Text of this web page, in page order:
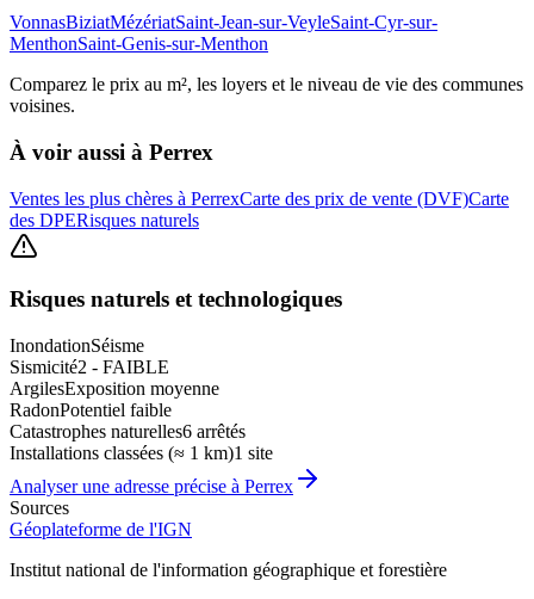
VonnasBiziatMézériatSaint-Jean-sur-VeyleSaint-Cyr-sur-
MenthonSaint-Genis-sur-Menthon
Comparez le prix au m², les loyers et le niveau de vie des communes
voisines.
À voir aussi à Perrex
Ventes les plus chères à PerrexCarte des prix de vente (DVF)Carte
des DPERisques naturels
Risques naturels et technologiques
InondationSéisme
Sismicité2 - FAIBLE
ArgilesExposition moyenne
RadonPotentiel faible
Catastrophes naturelles6 arrêtés
Installations classées (≈ 1 km)1 site
Analyser une adresse précise à Perrex
Sources
Géoplateforme de l'IGN
Institut national de l'information géographique et forestière